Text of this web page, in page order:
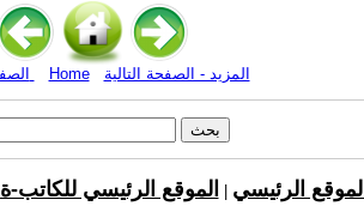
Home المزيد - الصفحة التالية
الموقع الرئيسي الموقع الرئيسي للكاتب-ة